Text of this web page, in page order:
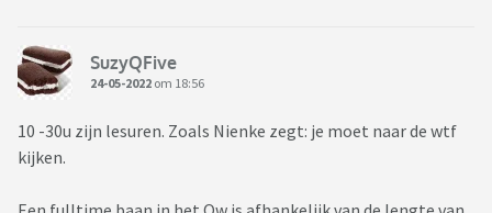
SuzyQFive
24-05-2022 om 18:56
10 -30u zijn lesuren. Zoals Nienke zegt: je moet naar de wtf
kijken.